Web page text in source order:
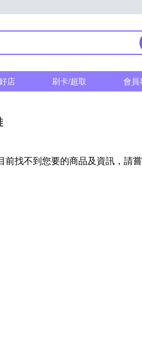
店 刷卡/超取 會員
前找不到您要的商品及資訊，請